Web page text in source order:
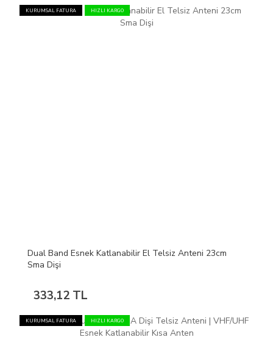
KURUMSAL FATURA HIZLI KARGO
Dual Band Esnek Katlanabilir El Telsiz Anteni 23cm
Sma Dişi
333,12 TL
KURUMSAL FATURA HIZLI KARGO